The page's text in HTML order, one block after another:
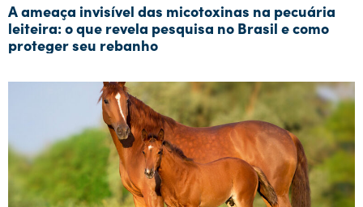
A ameaça invisível das micotoxinas na pecuária
leiteira: o que revela pesquisa no Brasil e como
proteger seu rebanho